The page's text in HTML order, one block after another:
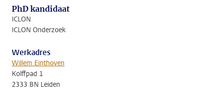
PhD kandidaat
ICLON
ICLON Onderzoek
Werkadres
Willem Einthoven
Kolffpad 1
2333 BN Leiden